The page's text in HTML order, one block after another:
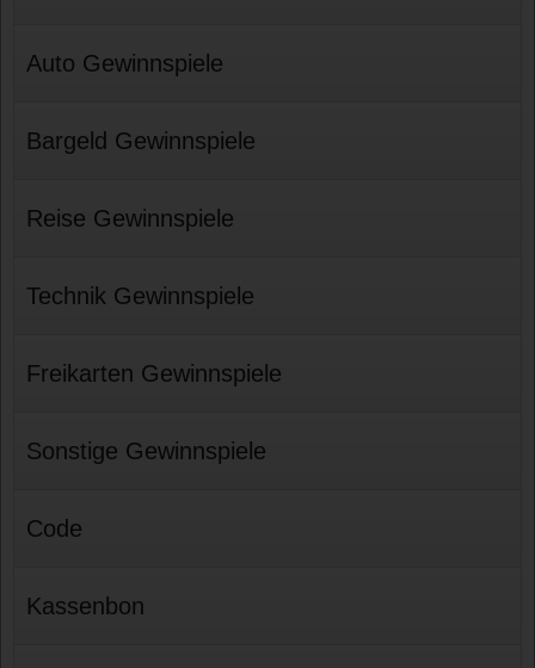
Auto Gewinnspiele
Bargeld Gewinnspiele
Reise Gewinnspiele
Technik Gewinnspiele
Freikarten Gewinnspiele
Sonstige Gewinnspiele
Code
Kassenbon